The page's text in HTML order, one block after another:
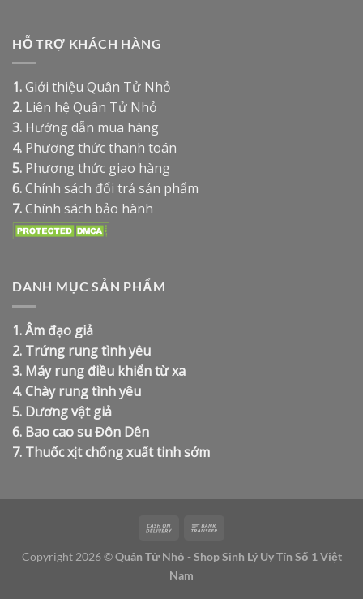
HỖ TRỢ KHÁCH HÀNG
1.Giới thiệu Quân Tử Nhỏ
2. Liên hệ Quân Tử Nhỏ
3. Hướng dẫn mua hàng
4. Phương thức thanh toán
5. Phương thức giao hàng
6.Chính sách đổi trả sản phẩm
7.Chính sách bảo hành
DANH MỤC SẢN PHẨM
1.Âm đạo giả
2. Trứng rung tình yêu
3. Máy rung điều khiển từ xa
4.Chày rung tình yêu
5. Dương vật giả
6. Bao cao su Đôn Dên
7. Thuốc xịt chống xuất tinh sớm
Copyright 2026 ©Quân Tử Nhỏ - Shop Sinh Lý Uy Tín Số 1 Việt
Nam